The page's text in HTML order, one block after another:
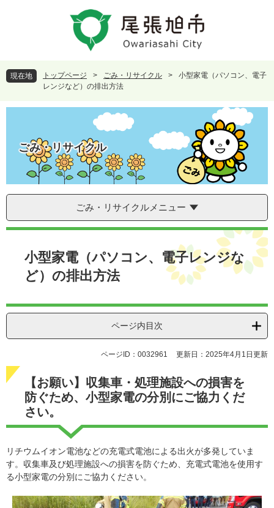
頭
で
。
飛
ば
て
現在地 トップページ > ごみ・リサイクル >
小型家電（パソコン、電子
レンジなど）の排出方法
ごみ・リサイクル
ごみ・リサイクルメニュー
本
小型家電（パソコン、電子レンジな
ど）の排出方法
ページ内目次
ページID：0032961 更新日：2025年4月1日更新
【お願い】収集車・処理施設への損害を
防ぐため、小型家電の分別にご協力くだ
さい。
リチウムイオン電池などの充電式電池による出火が多発していま
す。収集車及び処理施設への損害を防ぐため、充電式電池を使用す
る小型家電の分別にご協力ください。